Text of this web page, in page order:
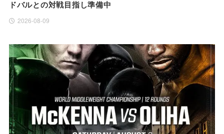
ドバルとの対戦目指し準備中
2026-08-09